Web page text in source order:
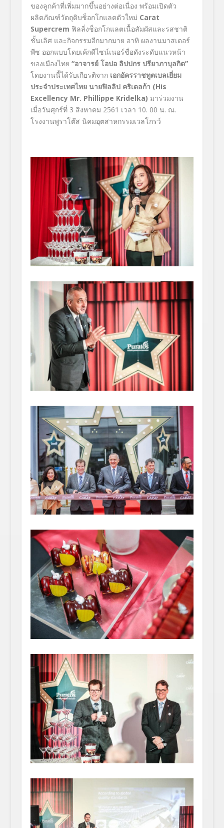
ของลูกค้าที่เพิ่มมากขึ้นอย่างต่อเนื่อง พร้อมเปิดตัว
ผลิตภัณฑ์วัตถุดิบช็อกโกแลตตัวใหม่ Carat
Supercrem ฟิลลิ่งช็อกโกแลตเนื้อสัมผัสและรสชาติ
ชั้นเลิศ และกิจกรรมอีกมากมาย อาทิ ผลงานมาสเตอร์
พีซ ออกแบบโดยเค้กดีไซน์เนอร์ชื่อดังระดับแนวหน้า
ของเมืองไทย “อาจารย์ โอปอ ลิปปกร ปรียาภาบุลกิต”
โดยงานนี้ได้รับเกียรติจาก เอกอัครราชทูตเบลเยี่ยม
ประจำประเทศไทย นายฟิลลิป คริเดลก้า (His
Excellency Mr. Phillippe Kridelka) มาร่วมงาน
เมื่อวันศุกร์ที่ 3 สิงหาคม 2561 เวลา 10. 00 น. ณ.
โรงงานพูราโต๊ส นิคมอุตสาหกรรมเวลโกรว์